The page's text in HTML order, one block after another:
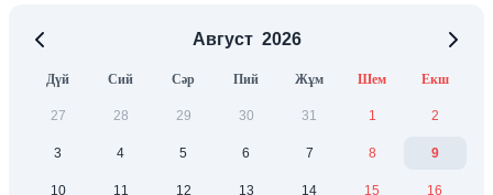
Август 2026
Дүй Сий Сәр Пий Жұм Шем Екш
27 28 29 30 31 1 2
3 4 5 6 7 8 9
10 11 12 13 14 15 16